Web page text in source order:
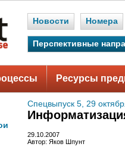
Новости Номера
Перспективные
Ресурсы
Спецвыпуск 5, 29
29.10.2007
Автор: Яков Шпунт